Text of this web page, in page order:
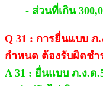
- ส่วนที่เกิน
Q 31 : การยื่นแบบ ภ
กำหนด ต้องรับผิดชำ
A 31 : ยื่นแบบ ภ.ง.ด